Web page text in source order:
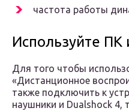
частота работы
Используйте ПК
Для того чтобы
«Дистанционное
также подключить к
наушники и Dualshock 4,